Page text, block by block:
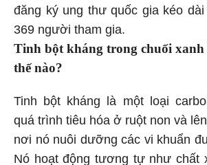
đăng ký ung thư quốc gia kéo
369 người tham gia.
Tinh bột kháng trong chuối
thế nào?
Tinh bột kháng là một loại
quá trình tiêu hóa ở ruột non và
nơi nó nuôi dưỡng các vi khuẩn
Nó hoạt động tương tự như chất